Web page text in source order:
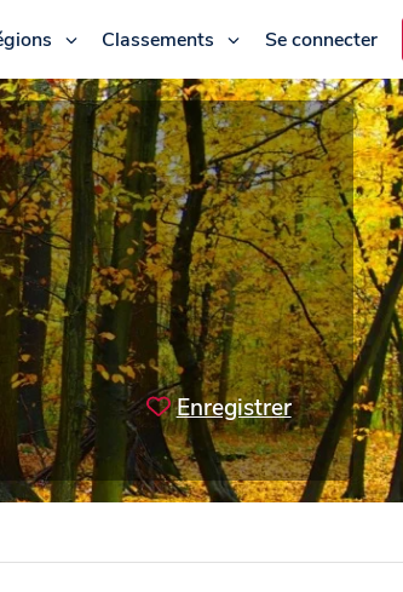
Classements Se connecter
Enregistrer